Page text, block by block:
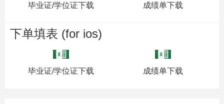
毕业证/学位证下载 成绩单下载
下单填表 (for ios)
毕业证/学位证下载 成绩单下载